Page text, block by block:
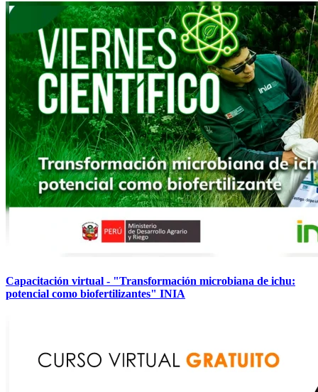
Capacitación virtual - "Transformación microbiana de ichu:
potencial como biofertilizantes" INIA